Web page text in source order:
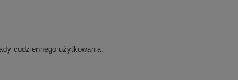
codziennego użytkowania.